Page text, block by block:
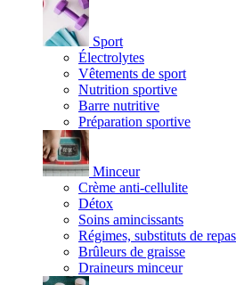
Sport
Électrolytes
Vêtements de sport
Nutrition sportive
Barre nutritive
Préparation sportive
Minceur
Crème anti-cellulite
Détox
Soins amincissants
Régimes, substituts de repas
Brûleurs de graisse
Draineurs minceur